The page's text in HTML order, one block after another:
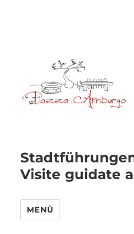
Visite guidate
MENÜ